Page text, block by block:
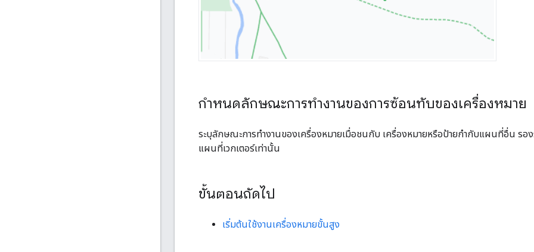
กำหนดลักษณะการทำงานของการซ้อนทับของเครื่องหมาย
ระบุลักษณะการทำงานของเครื่องหมายเมื่อชนกับ เครื่องหมายหรือป้ายกำกับแผนที่อื่น รอ
แผนที่เวกเตอร์เท่านั้น
ขั้นตอนถัดไป
เริ่มต้นใช้งานเครื่องหมายขั้นสูง